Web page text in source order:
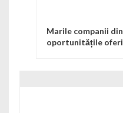
Marile companii
oportunitățile